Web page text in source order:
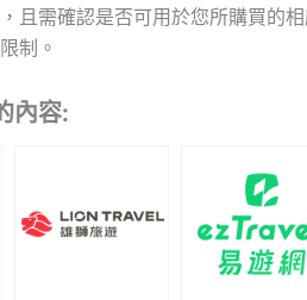
且需確認是否可用於您所購買的
制。
內容: